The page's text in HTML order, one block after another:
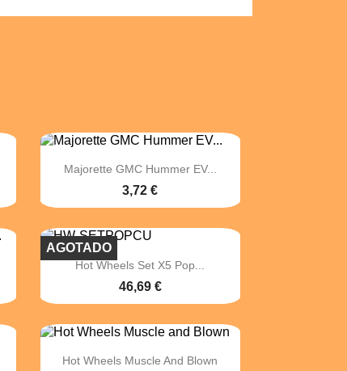
 Vista rápida
Majorette GMC Hummer EV...
3,72 €
 Vista rápida
Hot Wheels Set X5 Pop...
46,69 €
AGOTADO
 Vista rápida
Hot Wheels Muscle And Blown